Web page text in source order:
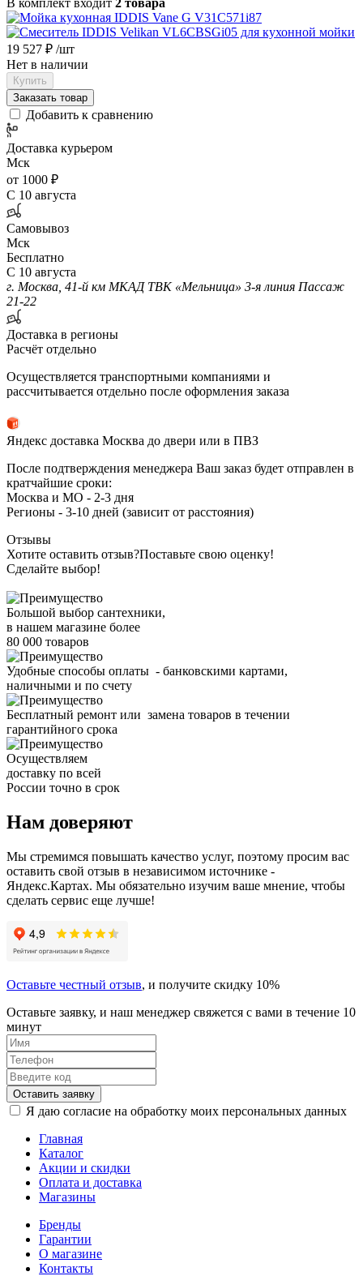
19 527 ₽ /шт
Нет в наличии
Купить
Заказать товар
Добавить к сравнению
Доставка курьером
Мск
от 1000 ₽
С 10 августа
Самовывоз
Мск
Бесплатно
С 10 августа
г. Москва, 41-й км МКАД ТВК «Мельница» 3-я линия Пассаж
21-22
Доставка в регионы
Расчёт отдельно
Осуществляется транспортными компаниями и
рассчитывается отдельно после оформления заказа
Яндекс доставка Москва до двери или в ПВЗ
После подтверждения менеджера Ваш заказ будет отправлен в
кратчайшие сроки:
Москва и МО - 2-3 дня
Регионы - 3-10 дней (зависит от расстояния)
Отзывы
Хотите оставить отзыв?Поставьте свою оценку!
Сделайте выбор!
Большой выбор сантехники,
в нашем магазине более
80 000 товаров
Удобные способы оплаты - банковскими картами,
наличными и по счету
Бесплатный ремонт или замена товаров в течении
гарантийного срока
Осуществляем
доставку по всей
России точно в срок
Нам доверяют
Мы стремимся повышать качество услуг, поэтому просим вас
оставить свой отзыв в независимом источнике -
Яндекс.Картах. Мы обязательно изучим ваше мнение, чтобы
сделать сервис еще лучше!
Оставьте честный отзыв, и получите скидку 10%
Оставьте заявку, и наш менеджер свяжется с вами в течение 10
минут
Оставить заявку
Я даю согласие на обработку моих персональных данных
Главная
Каталог
Акции и скидки
Оплата и доставка
Магазины
Бренды
Гарантии
О магазине
Контакты